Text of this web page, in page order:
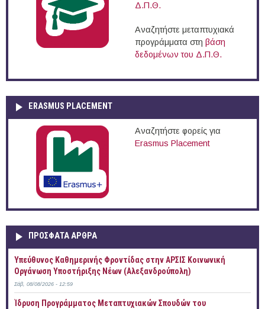
Δ.Π.Θ.
Αναζητήστε μεταπτυχιακά
προγράμματα στη βάση
δεδομένων του Δ.Π.Θ.
ERASMUS PLACEMENT
Αναζητήστε φορείς για
Erasmus Placement
ΠΡOΣΦΑΤΑ AΡΘΡΑ
Yπεύθυνος Καθημερινής Φροντίδας στην ΑΡΣΙΣ Κοινωνική
Οργάνωση Υποστήριξης Νέων (Αλεξανδρούπολη)
Σάβ, 08/08/2026 - 12:59
Ίδρυση Προγράμματος Μεταπτυχιακών Σπουδών του